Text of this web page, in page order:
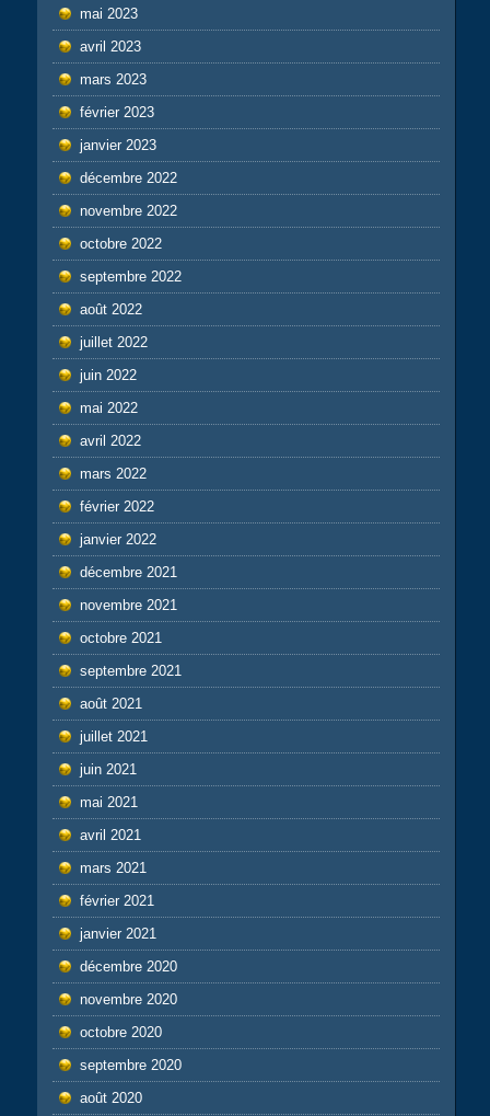
mai 2023
avril 2023
mars 2023
février 2023
janvier 2023
décembre 2022
novembre 2022
octobre 2022
septembre 2022
août 2022
juillet 2022
juin 2022
mai 2022
avril 2022
mars 2022
février 2022
janvier 2022
décembre 2021
novembre 2021
octobre 2021
septembre 2021
août 2021
juillet 2021
juin 2021
mai 2021
avril 2021
mars 2021
février 2021
janvier 2021
décembre 2020
novembre 2020
octobre 2020
septembre 2020
août 2020